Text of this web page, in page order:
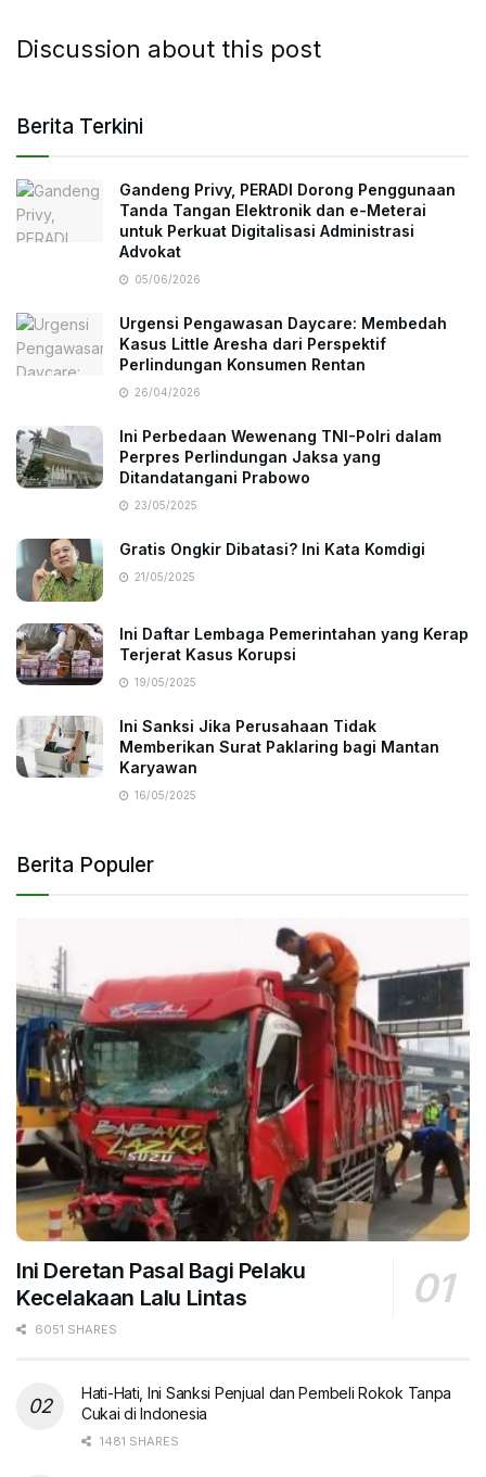
Discussion about this post
Berita Terkini
Gandeng Privy, PERADI Dorong Penggunaan
Tanda Tangan Elektronik dan e-Meterai
untuk Perkuat Digitalisasi Administrasi
Advokat
05/06/2026
Urgensi Pengawasan Daycare: Membedah
Kasus Little Aresha dari Perspektif
Perlindungan Konsumen Rentan
26/04/2026
Ini Perbedaan Wewenang TNI-Polri dalam
Perpres Perlindungan Jaksa yang
Ditandatangani Prabowo
23/05/2025
Gratis Ongkir Dibatasi? Ini Kata Komdigi
21/05/2025
Ini Daftar Lembaga Pemerintahan yang Kerap
Terjerat Kasus Korupsi
19/05/2025
Ini Sanksi Jika Perusahaan Tidak
Memberikan Surat Paklaring bagi Mantan
Karyawan
16/05/2025
Berita Populer
Ini Deretan Pasal Bagi Pelaku
Kecelakaan Lalu Lintas
6051 SHARES
Hati-Hati, Ini Sanksi Penjual dan Pembeli Rokok Tanpa
Cukai di Indonesia
1481 SHARES